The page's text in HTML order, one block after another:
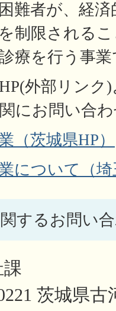
難者が、経
制限される
療を行う事
外部リンク
にお問い合
（茨城県HP）
について（埼
するお問い
茨城県